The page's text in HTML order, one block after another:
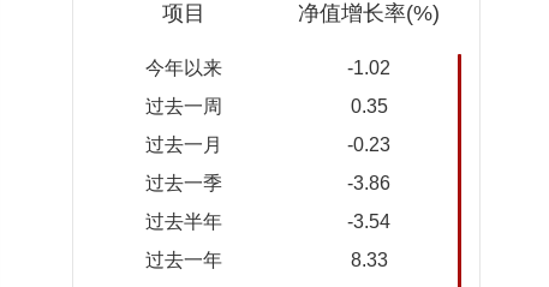
项目 净值增长率(%)
今年以来
-1.02
过去一周
0.35
过去一月
-0.23
过去一季
-3.86
过去半年
-3.54
过去一年
8.33
净值
2026-
1.742
08-05
2026-
08-04
1.723